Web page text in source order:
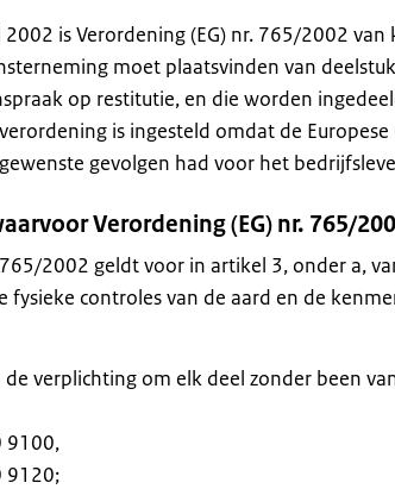
is Verordening (EG) nr. 765/2002
moet plaatsvinden van
op restitutie, en die worden
is ingesteld omdat de
gevolgen had voor het
Verordening (EG) nr. 765/
2002 geldt voor in artikel 3, onder a,
fysieke controles van de aard en de
de verplichting om elk deel zonder been
9100,
9120;